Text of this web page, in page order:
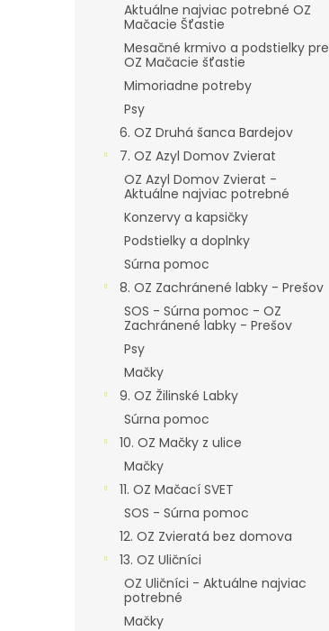
Aktuálne najviac potrebné OZ
Mačacie Šťastie
Mesačné krmivo a podstielky pre
OZ Mačacie šťastie
Mimoriadne potreby
Psy
6. OZ Druhá šanca Bardejov
7. OZ Azyl Domov Zvierat
OZ Azyl Domov Zvierat -
Aktuálne najviac potrebné
Konzervy a kapsičky
Podstielky a doplnky
Súrna pomoc
8. OZ Zachránené labky - Prešov
SOS - Súrna pomoc - OZ
Zachránené labky - Prešov
Psy
Mačky
9. OZ Žilinské Labky
Súrna pomoc
10. OZ Mačky z ulice
Mačky
11. OZ Mačací SVET
SOS - Súrna pomoc
12. OZ Zvieratá bez domova
13. OZ Uličníci
OZ Uličníci - Aktuálne najviac
potrebné
Mačky